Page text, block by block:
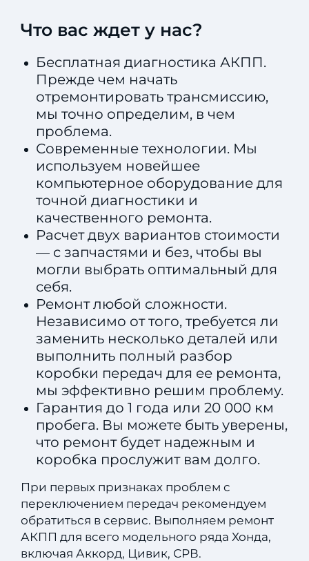
Что вас ждет у нас?
Бесплатная диагностика АКПП.
Прежде чем начать
отремонтировать трансмиссию,
мы точно определим, в чем
проблема.
Современные технологии. Мы
используем новейшее
компьютерное оборудование для
точной диагностики и
качественного ремонта.
Расчет двух вариантов стоимости
— с запчастями и без, чтобы вы
могли выбрать оптимальный для
себя.
Ремонт любой сложности.
Независимо от того, требуется ли
заменить несколько деталей или
выполнить полный разбор
коробки передач для ее ремонта,
мы эффективно решим проблему.
Гарантия до 1 года или 20 000 км
пробега. Вы можете быть уверены,
что ремонт будет надежным и
коробка прослужит вам долго.
При первых признаках проблем с
переключением передач рекомендуем
обратиться в сервис. Выполняем ремонт
АКПП для всего модельного ряда Хонда,
включая Аккорд, Цивик, СРВ.